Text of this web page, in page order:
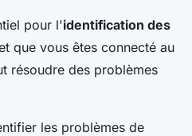
pour l'identification des
que vous êtes connecté au
résoudre des problèmes
les problèmes de